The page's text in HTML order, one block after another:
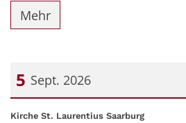
Mehr
5 Sept. 2026
Datum: 5. September 2026
Kirche St. Laurentius Saarburg: